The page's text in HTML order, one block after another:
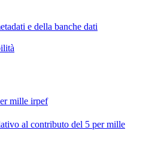
e della banche dati
mille irpef
al contributo del 5 per mille